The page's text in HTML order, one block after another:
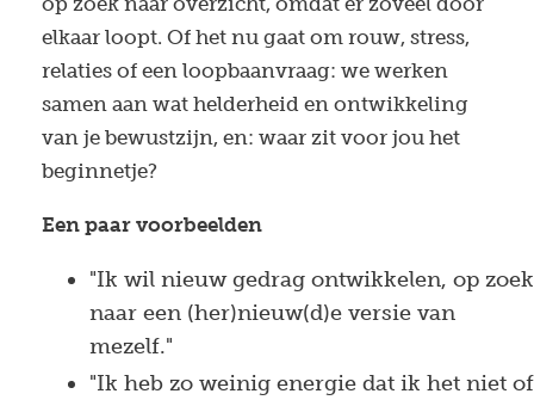
elkaar loopt. Of het nu gaat om rouw, stress,
relaties of een loopbaanvraag: we werken
samen aan wat helderheid en ontwikkeling
van je bewustzijn, en: waar zit voor jou het
beginnetje?
Een paar voorbeelden
"Ik wil nieuw gedrag ontwikkelen, op zoek
naar een (her)nieuw(d)e versie van
mezelf."
"Ik heb zo weinig energie dat ik het niet of